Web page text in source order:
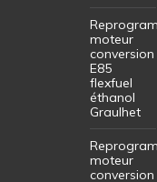
moteur
conversion
E85
flexfuel
éthanol
Graulhet
moteur
conversion